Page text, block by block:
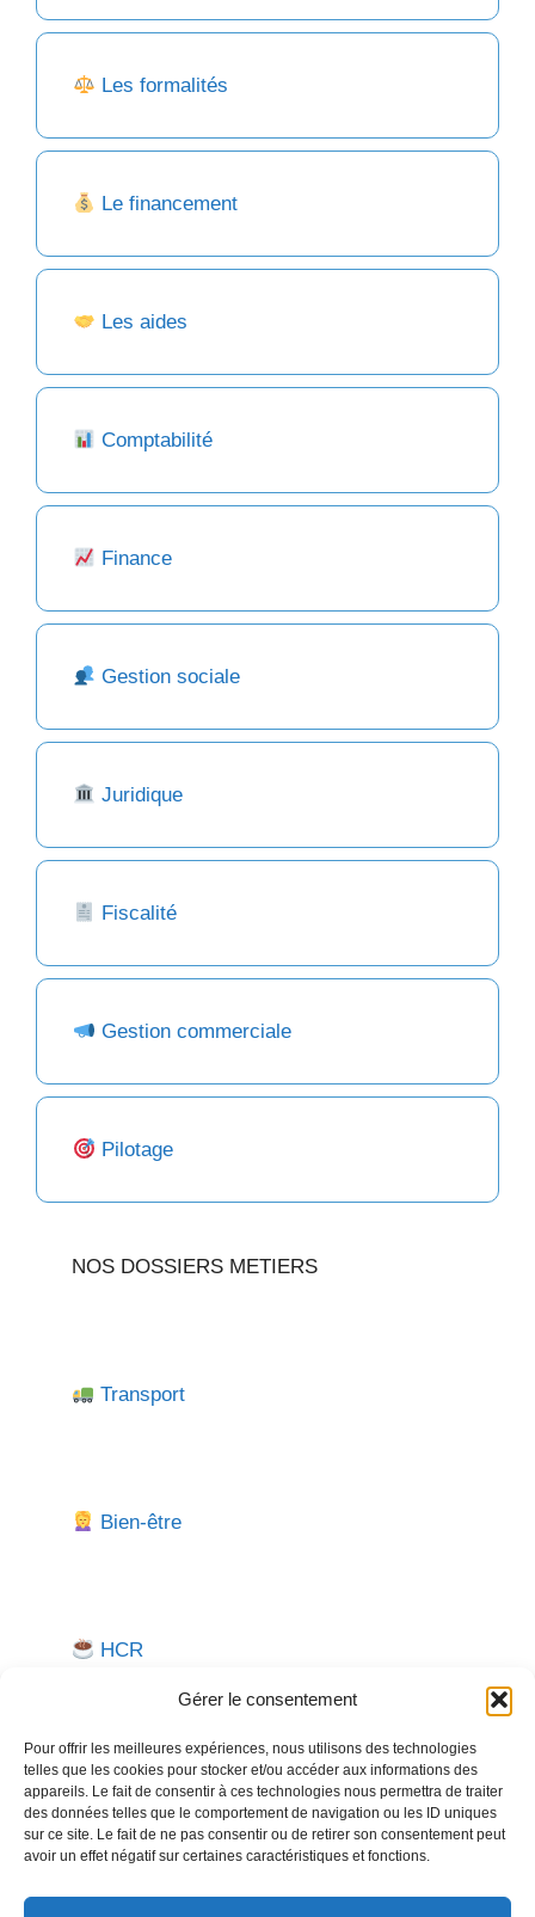
Gérer le consentement
Pour offrir les meilleures expériences, nous utilisons des technologies
telles que les cookies pour stocker et/ou accéder aux informations des
appareils. Le fait de consentir à ces technologies nous permettra de traiter
des données telles que le comportement de navigation ou les ID uniques
sur ce site. Le fait de ne pas consentir ou de retirer son consentement peut
avoir un effet négatif sur certaines caractéristiques et fonctions.
Les formalités
Le financement
Les aides
Comptabilité
Finance
Gestion sociale
Juridique
Fiscalité
Gestion commerciale
Pilotage
NOS DOSSIERS METIERS
Transport
Bien-être
HCR
Besoin d'aide pour créer ou gérer votre entreprise ?